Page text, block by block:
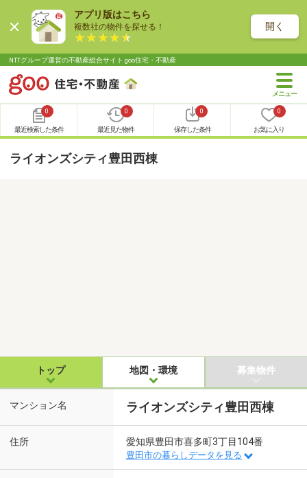
アプリ版はこちら
複数社の物件を探せる！ 開く
NTTグループ運営の不動産総合サイト goo住宅・不動産
0
最近検索した条件
0
最近見た物件
0
保存した条件
0
お気に入り
ライオンズシティ豊田西棟
トップ 地図・環境 募集物件
マンション名 ライオンズシティ豊田西棟
住所 愛知県豊田市喜多町3丁目104番
豊田市の暮らしデータを見る